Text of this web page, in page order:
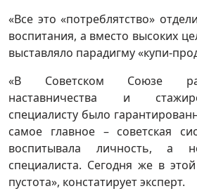
«Все это «потреблятство»
воспитания, а вместо высоких
выставляло парадигму «купи-
«В Советском Союзе
наставничества и
специалисту было
самое главное – советская
воспитывала личность, а
специалиста. Сегодня же в
пустота», констатирует эксперт.